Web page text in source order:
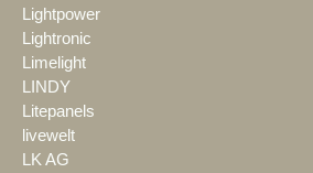
Lightpower
Lightronic
Limelight
LINDY
Litepanels
livewelt
LK AG